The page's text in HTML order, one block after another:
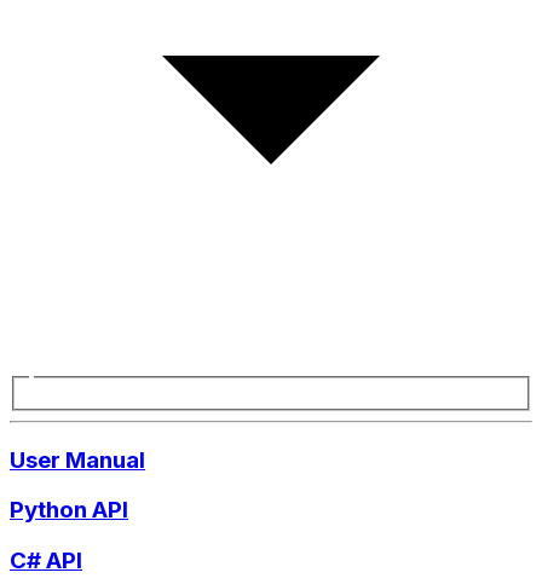
User Manual
Python API
C# API